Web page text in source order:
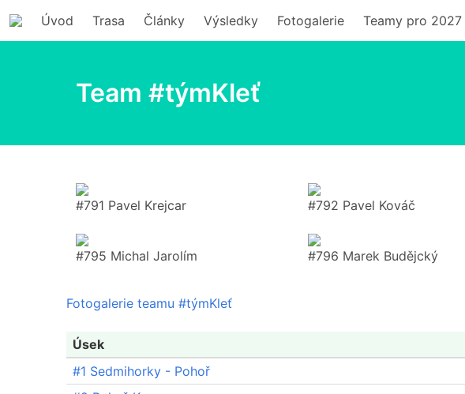
Úvod Trasa Články Výsledky Fotogalerie Teamy pro 2027
Team #týmKleť
#791 Pavel Krejcar #792 Pavel Kováč
#795 Michal Jarolím #796 Marek Budějcký
Fotogalerie teamu #týmKleť
Úsek
#1 Sedmihorky - Pohoř